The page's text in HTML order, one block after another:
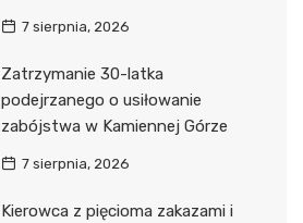
7 sierpnia, 2026
Zatrzymanie 30-latka
podejrzanego o usiłowanie
zabójstwa w Kamiennej Górze
7 sierpnia, 2026
Kierowca z pięcioma zakazami i